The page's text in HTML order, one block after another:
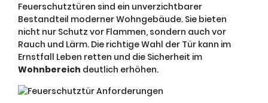
Feuerschutztüren sind ein unverzichtbarer
Bestandteil moderner Wohngebäude. Sie bieten
nicht nur Schutz vor Flammen, sondern auch vor
Rauch und Lärm. Die richtige Wahl der Tür kann im
Ernstfall Leben retten und die Sicherheit im
Wohnbereich deutlich erhöhen.